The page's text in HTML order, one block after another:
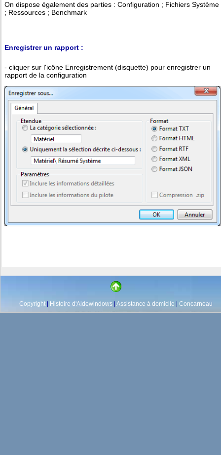
On dispose également des parties : Configuration ; Fichiers Système
; Ressources ; Benchmark
Enregistrer un rapport :
- cliquer sur l'icône Enregistrement (disquette) pour enregistrer un
rapport de la configuration
Copyright | Histoire d'Aidewindows | Assistance à domicile | Concarneau